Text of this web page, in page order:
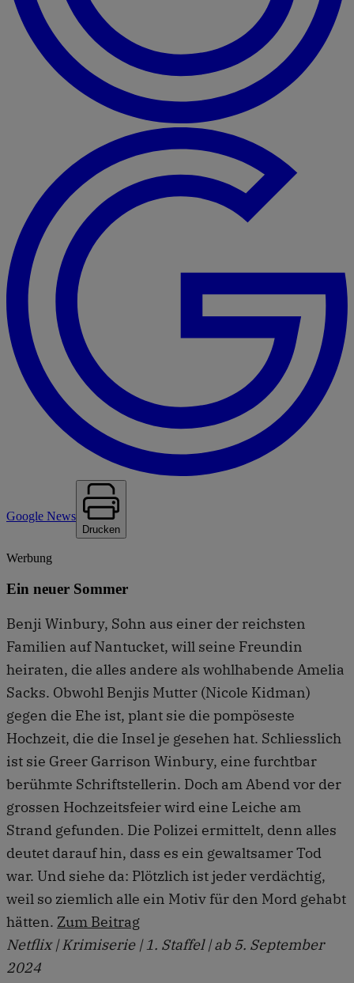
Google News
Drucken
Werbung
Ein neuer Sommer
Benji Winbury, Sohn aus einer der reichsten
Familien auf Nantucket, will seine Freundin
heiraten, die alles andere als wohlhabende Amelia
Sacks. Obwohl Benjis Mutter (Nicole Kidman)
gegen die Ehe ist, plant sie die pompöseste
Hochzeit, die die Insel je gesehen hat. Schliesslich
ist sie Greer Garrison Winbury, eine furchtbar
berühmte Schriftstellerin. Doch am Abend vor der
grossen Hochzeitsfeier wird eine Leiche am
Strand gefunden. Die Polizei ermittelt, denn alles
deutet darauf hin, dass es ein gewaltsamer Tod
war. Und siehe da: Plötzlich ist jeder verdächtig,
weil so ziemlich alle ein Motiv für den Mord gehabt
hätten. Zum Beitrag
Netflix | Krimiserie | 1. Staffel | ab 5. September
2024